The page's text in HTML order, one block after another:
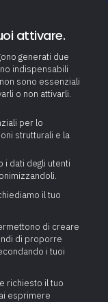
Newsletter
italiano di 1
Si colloca tra le
di Varese. Nel XI
borgo, con ponte
Scopri cosa visitare
attivare.
generati due
indispensabili
sono essenziali
o non attivarli.
per lo
strutturali e la
i dati degli utenti
il tuo
di creare
di proporre
i tuoi
richiesto il tuo
esprimere